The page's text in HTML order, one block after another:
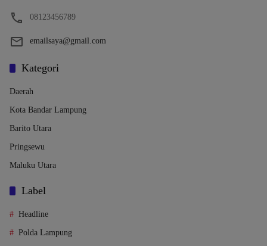
08123456789
emailsaya@gmail.com
Kategori
Daerah
Kota Bandar Lampung
Barito Utara
Pringsewu
Maluku Utara
Label
Headline
Polda Lampung